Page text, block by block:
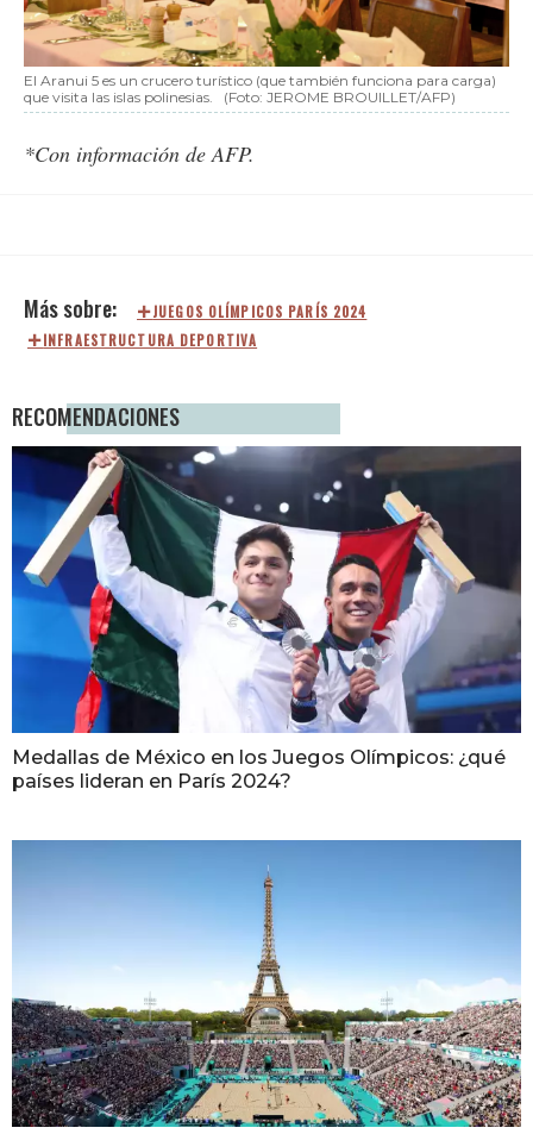
El Aranui 5 es un crucero turístico (que también funciona para carga)
que visita las islas polinesias.
(Foto: JEROME BROUILLET/AFP)
*Con información de AFP.
JUEGOS OLÍMPICOS PARÍS 2024
INFRAESTRUCTURA DEPORTIVA
RECOMENDACIONES
Medallas de México en los Juegos Olímpicos: ¿qué
países lideran en París 2024?